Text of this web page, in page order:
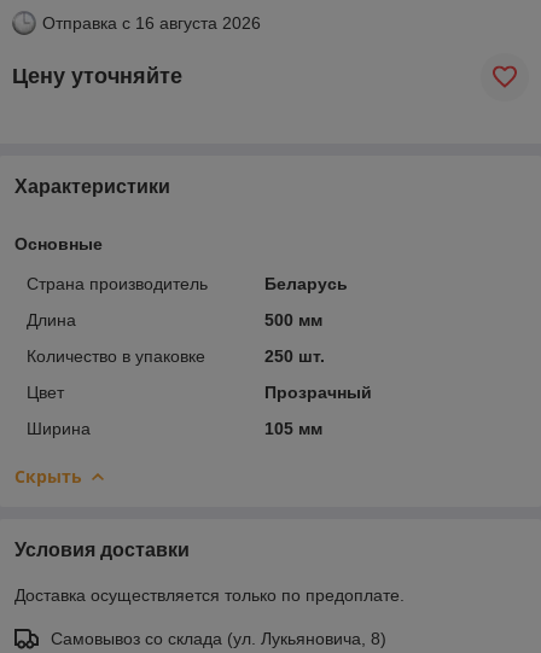
Отправка с 16 августа 2026
Цену уточняйте
Характеристики
Основные
Страна производитель
Беларусь
Длина
500 мм
Количество в упаковке
250 шт.
Цвет
Прозрачный
Ширина
105 мм
Скрыть
Условия доставки
Доставка осуществляется только по предоплате.
Самовывоз со склада (ул. Лукьяновича, 8)